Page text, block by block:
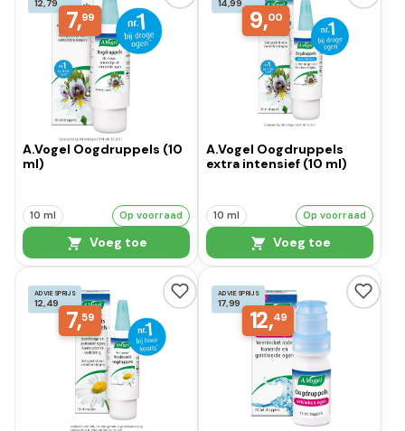
7,99
A.Vogel Oogdruppels (10
ml)
10 ml Op voorraad
Voeg toe
9,00
A.Vogel Oogdruppels
extra intensief (10 ml)
10 ml Op voorraad
Voeg toe
ADVIESPRIJS
12,49
7,59
ADVIESPRIJS
17,99
12,49